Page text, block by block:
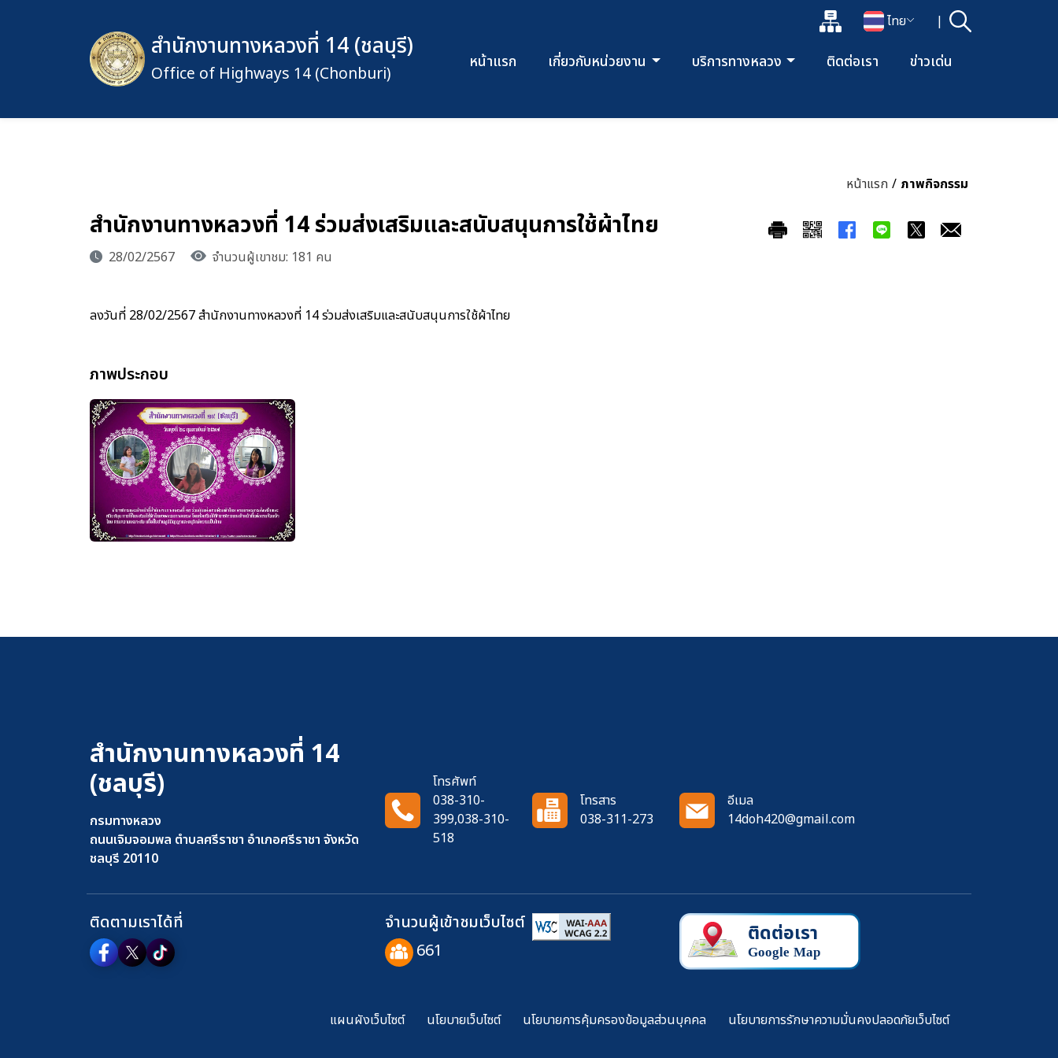
แผนผังเว็บไซต์
เปลี่ยนภาษา
ไทย | ค้นหา
เปิดกล่องค้นหาข้อมูลหลักของเว็บไซต์
สำนักงานทางหลวงที่ 14 (ชลบุรี)
Office of Highways 14 (Chonburi)
หน้าแรก เกี่ยวกับหน่วยงาน บริการทางหลวง ติดต่อเรา ข่าวเด่น
หน้าแรก / ภาพกิจกรรม
สำนักงานทางหลวงที่ 14 ร่วมส่งเสริมและสนับสนุนการใช้ผ้าไทย
28/02/2567 จำนวนผู้เขาชม: 181 คน
ลงวันที่ 28/02/2567 สำนักงานทางหลวงที่ 14 ร่วมส่งเสริมและสนับสนุนการใช้ผ้าไทย
ภาพประกอบ
สำนักงานทางหลวงที่ 14
(ชลบุรี)
กรมทางหลวง
ถนนเจิมจอมพล ตำบลศรีราชา อำเภอศรีราชา จังหวัด
ชลบุรี 20110
โทรศัพท์
038-310-
399,038-310-
518
โทรสาร
038-311-273
อีเมล
14doh420@gmail.com
ติดตามเราได้ที่
จำนวนผู้เข้าชมเว็บไซต์
661
แผนผังเว็บไซต์ นโยบายเว็บไซต์ นโยบายการคุ้มครองข้อมูลส่วนบุคคล นโยบายการรักษาความมั่นคงปลอดภัยเว็บไซต์